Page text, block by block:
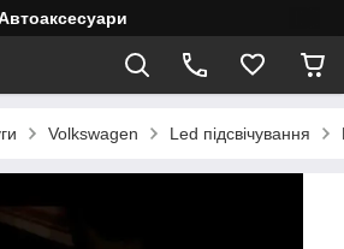
Volkswagen Led підсвічування